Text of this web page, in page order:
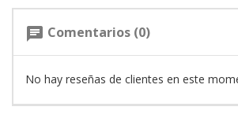
chat Comentarios (0)
No hay reseñas de clientes en este